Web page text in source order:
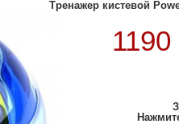
Тренажер кистевой
1190